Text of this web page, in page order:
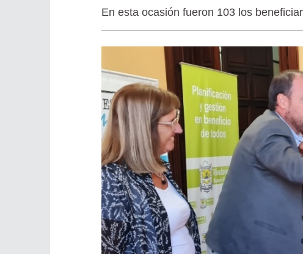
En esta ocasión fueron 103 los